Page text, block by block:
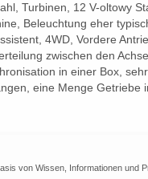
Turbinen, 12 V-oltowy
Beleuchtung eher
4WD, Vordere
zwischen den
in einer Box,
eine Menge Getriebe
von Wissen, Informationen